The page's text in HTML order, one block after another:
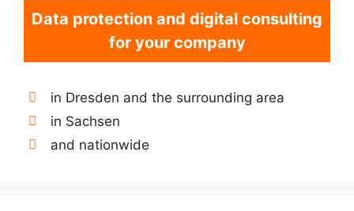
Data protection and digital consulting
for your company
in Dresden and the surrounding area
in Sachsen
and nationwide